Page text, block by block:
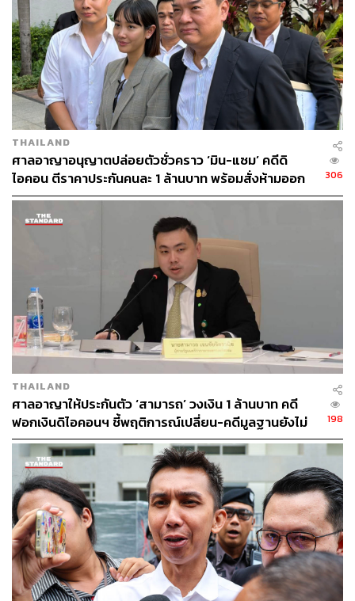
THAILAND
ศาลอาญาอนุญาตปล่อยตัวชั่วคราว ‘มิน-แซม’ คดีดิ
ไอคอน ตีราคาประกันคนละ 1 ล้านบาท พร้อมสั่งห้ามออก
นอกประเทศ
306
THAILAND
ศาลอาญาให้ประกันตัว ‘สามารถ’ วงเงิน 1 ล้านบาท คดี
ฟอกเงินดิไอคอนฯ ชี้พฤติการณ์เปลี่ยน-คดีมูลฐานยังไม่
ยุติ เตรียมปล่อยตัววันนี้
198